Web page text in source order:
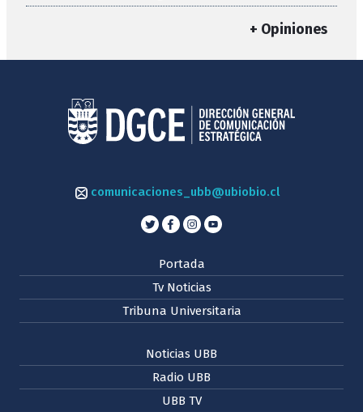
+ Opiniones
comunicaciones_ubb@ubiobio.cl
Portada
Tv Noticias
Tribuna Universitaria
Noticias UBB
Radio UBB
UBB TV